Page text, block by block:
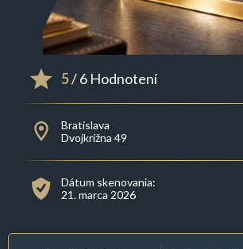
5/ 6 Hodnotení
Bratislava
Dvojkrížna 49
Dátum skenovania:
21. marca 2026